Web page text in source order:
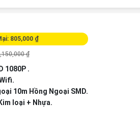
805,000 ₫
₫
1080P .
Wifi.
10m Hồng Ngoại SMD.
loại + Nhựa.